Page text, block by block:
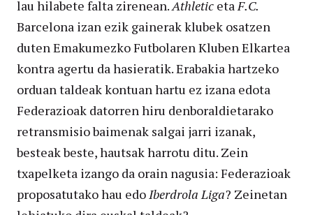
lau hilabete falta zirenean. Athletic eta F.C.
Barcelona izan ezik gainerak klubek osatzen
duten Emakumezko Futbolaren Kluben Elkartea
kontra agertu da hasieratik. Erabakia hartzeko
orduan taldeak kontuan hartu ez izana edota
Federazioak datorren hiru denboraldietarako
retransmisio baimenak salgai jarri izanak,
besteak beste, hautsak harrotu ditu. Zein
txapelketa izango da orain nagusia: Federazioak
proposatutako hau edo Iberdrola Liga? Zeinetan